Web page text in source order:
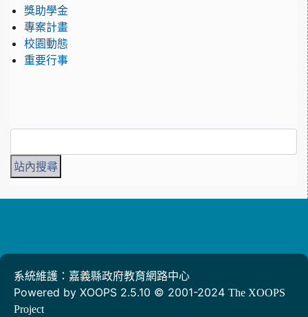
獎助學金
專案計畫
校園動態
重要行事
系統維護：嘉義縣政府教育網路中心
Powered by XOOPS 2.5.10 © 2001-2024 The XOOPS
Project